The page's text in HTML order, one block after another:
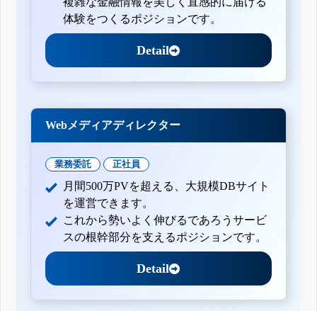
体験をつくるポジションです。
Detail
Webメディアディレクター
業務委託 正社員
月間500万PVを超える、大規模DBサイト
を運営できます。
これから勢いよく伸びるであろうサービ
スの根幹部分を支えるポジションです。
Detail